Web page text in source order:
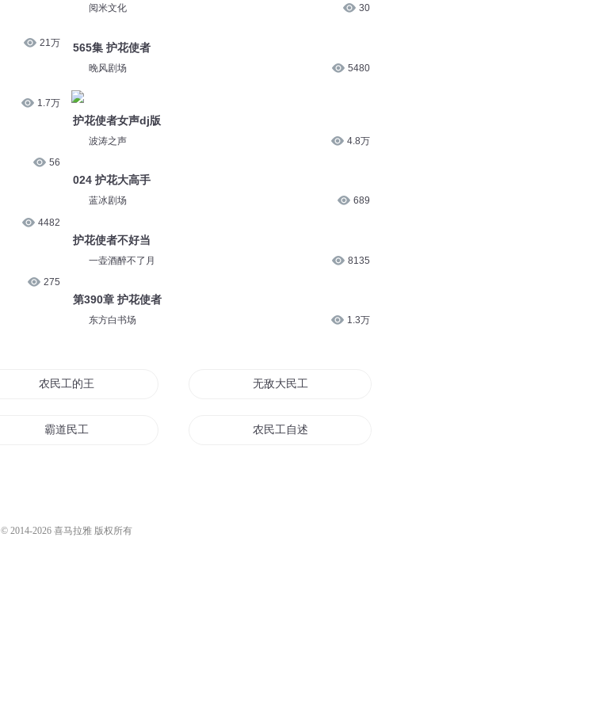
21万
1.7万
56
4482
275
阅米文化 30
565集 护花使者
晚风剧场 5480
护花使者女声dj版
波涛之声 4.8万
024 护花大高手
蓝冰剧场 689
护花使者不好当
一壶酒醉不了月 8135
第390章 护花使者
东方白书场 1.3万
农民工的王牌 无敌大民工
霸道民工 农民工自述
© 2014-2026 喜马拉雅 版权所有